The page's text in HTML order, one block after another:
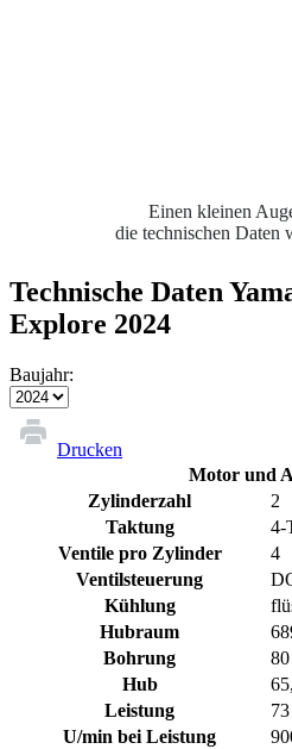
Einen kleinen
die technischen Daten
Technische Daten
Explore 2024
Baujahr:
Drucken
Motor und
Zylinderzahl
2
Taktung
4-
Ventile pro Zylinder
4
Ventilsteuerung
Kühlung
Hubraum
Bohrung
Hub
Leistung
U/min bei Leistung